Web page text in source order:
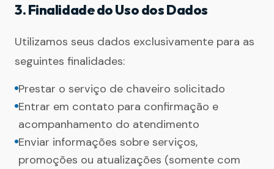
3. Finalidade do Uso dos Dados
Utilizamos seus dados exclusivamente para as
seguintes finalidades:
Prestar o serviço de chaveiro solicitado
Entrar em contato para confirmação e
acompanhamento do atendimento
Enviar informações sobre serviços,
promoções ou atualizações (somente com